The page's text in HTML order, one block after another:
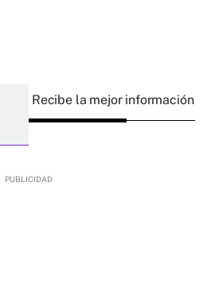
Recibe la mejor información